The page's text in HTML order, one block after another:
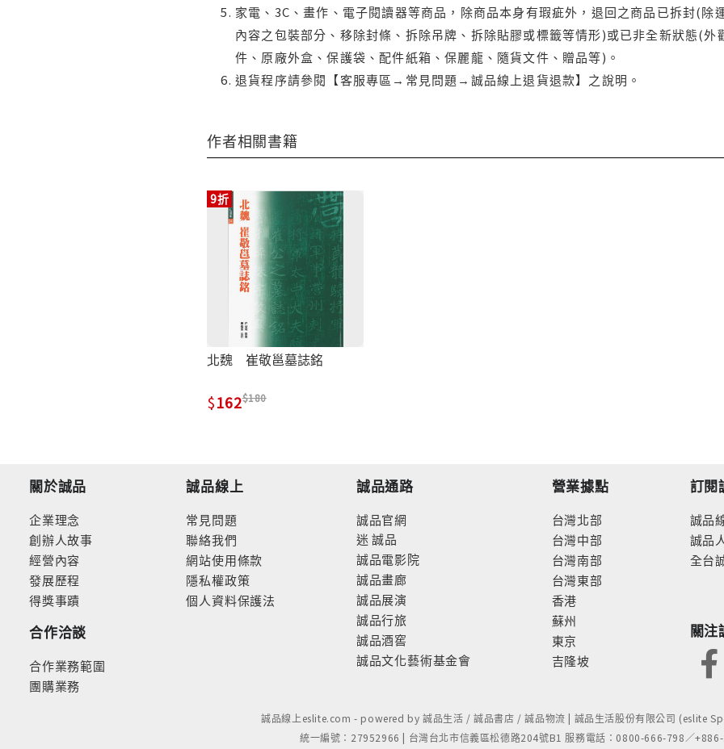
家電、3C、畫作、電子閱讀器等商品，除商品本身有瑕疵外，退回之商品已拆封(
內容之包裝部分、移除封條、拆除吊牌、拆除貼膠或標籤等情形)或已非全新狀態(
件、原廠外盒、保護袋、配件紙箱、保麗龍、隨貨文件、贈品等)。
退貨程序請參閱【客服專區→常見問題→誠品線上退貨退款】之說明。
作者相關書籍
9折
北魏 崔敬邕墓誌銘
162 180
關於誠品
企業理念
創辦人故事
經營內容
發展歷程
得獎事蹟
合作洽談
合作業務範圍
團購業務
誠品線上
常見問題
聯絡我們
網站使用條款
隱私權政策
個人資料保護法
誠品通路
誠品官網
迷 誠品
誠品電影院
誠品畫廊
誠品展演
誠品行旅
誠品酒窖
誠品文化藝術基金會
營業據點
台灣北部
台灣中部
台灣南部
台灣東部
香港
蘇州
東京
吉隆坡
訂閱
誠品
誠品
全台
關注
誠品線上eslite.com - powered by 誠品生活 / 誠品書店 / 誠品物流 | 誠品生活股份有限公司 (eslite
統一編號：27952966 | 台灣台北市信義區松德路204號B1 服務電話：0800-666-798／